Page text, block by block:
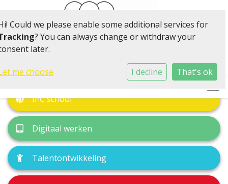
Klein van omvang, volop in beweging
IPC school
Digitaal werken
Talentontwikkeling
Could we please enable some additional services for
? You can always change or withdraw your
later.
me choose I decline That's ok